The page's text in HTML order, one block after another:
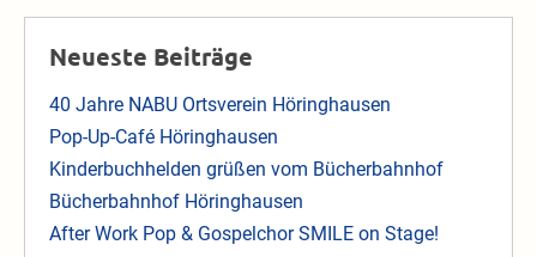
Neueste Beiträge
40 Jahre NABU Ortsverein Höringhausen
Pop-Up-Café Höringhausen
Kinderbuchhelden grüßen vom Bücherbahnhof
Bücherbahnhof Höringhausen
After Work Pop & Gospelchor SMILE on Stage!